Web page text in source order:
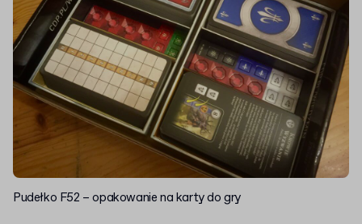
Pudełko F52 – opakowanie na karty do gry